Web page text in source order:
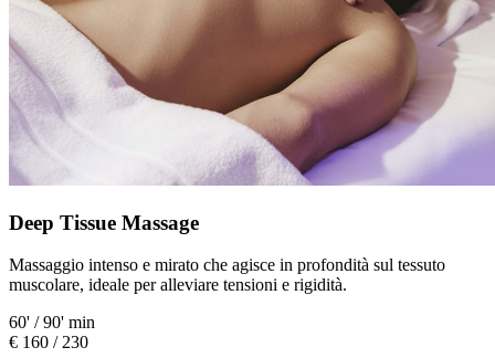
Deep Tissue Massage
Massaggio intenso e mirato che agisce in profondità sul tessuto
muscolare, ideale per alleviare tensioni e rigidità.
60' / 90' min
€ 160 / 230